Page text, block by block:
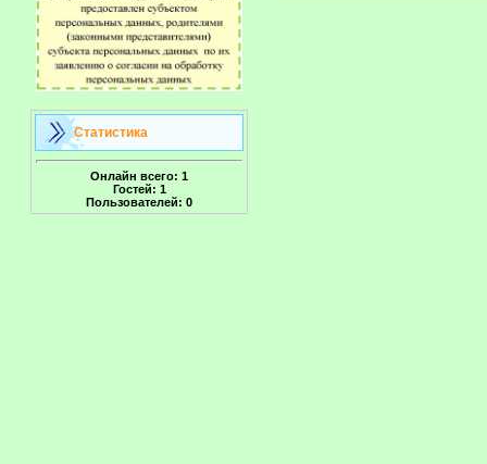
Статистика
Онлайн всего: 1
Гостей: 1
Пользователей: 0